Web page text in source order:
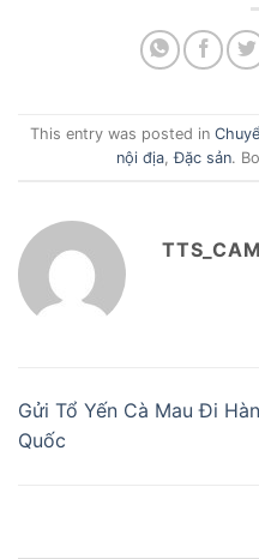
This entry was posted in
nội địa,Đặc sản.
Gửi Tổ Yến Cà Mau Đi Hàn
Quốc